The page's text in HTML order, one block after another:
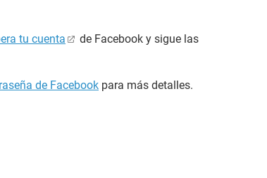
tu cuenta
de Facebook y sigue las
de Facebook para más detalles.